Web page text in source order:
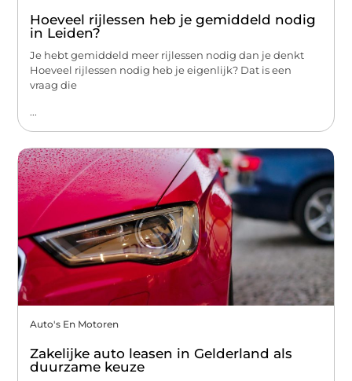
Hoeveel rijlessen heb je gemiddeld nodig
in Leiden?
Je hebt gemiddeld meer rijlessen nodig dan je denkt
Hoeveel rijlessen nodig heb je eigenlijk? Dat is een
vraag die
...
Auto's En Motoren
Zakelijke auto leasen in Gelderland als
duurzame keuze